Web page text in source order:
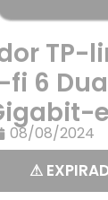
TP-
6
08/08/2024
⚠